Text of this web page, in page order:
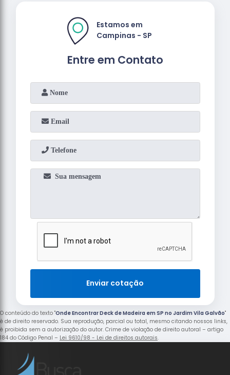
Entre em Contato
Estamos em
Campinas - SP
Enviar cotação
O conteúdo do texto "Onde Encontrar Deck de Madeira em SP no Jardim Vila Galvão"
é de direito reservado. Sua reprodução, parcial ou total, mesmo citando nossos links,
é proibida sem a autorização do autor. Crime de violação de direito autoral – artigo
184 do Código Penal – Lei 9610/98 - Lei de direitos autorais.